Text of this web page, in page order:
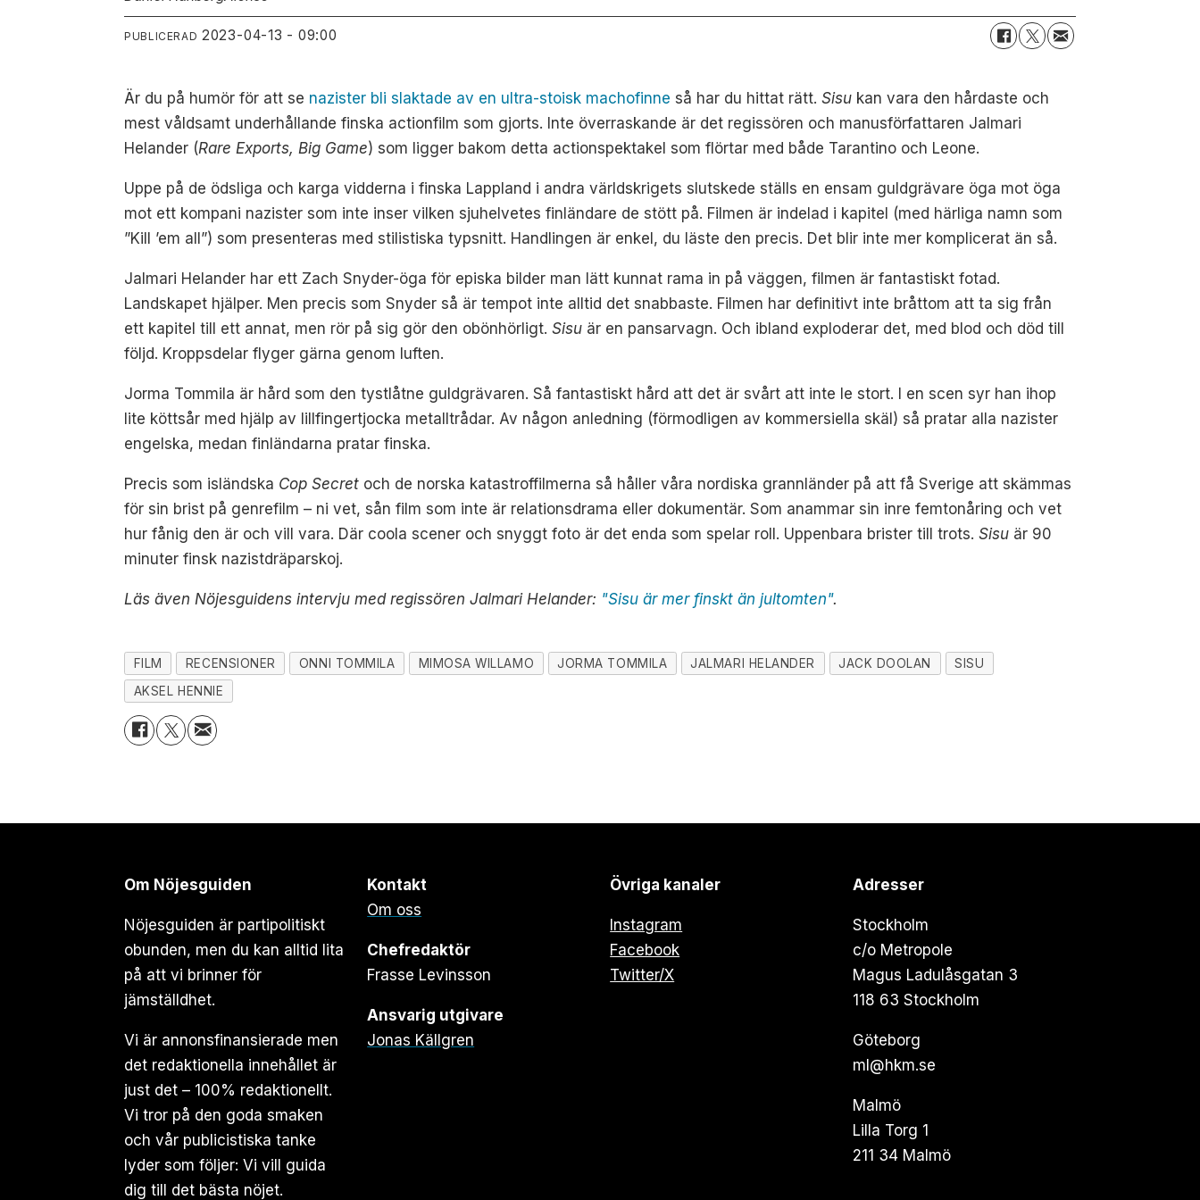
PUBLICERAD 2023-04-13 - 09:00
Är du på humör för att se nazister bli slaktade av en ultra-stoisk machofinne så har du hittat rätt.Sisu kan vara den hårdaste och
mest våldsamt underhållande finska actionfilm som gjorts. Inte överraskande är det regissören och manusförfattaren Jalmari
Helander (Rare Exports, Big Game) som ligger bakom detta actionspektakel som flörtar med både Tarantino och Leone.
Uppe på de ödsliga och karga vidderna i finska Lappland i andra världskrigets slutskede ställs en ensam guldgrävare öga mot öga
mot ett kompani nazister som inte inser vilken sjuhelvetes finländare de stött på. Filmen är indelad i kapitel (med härliga namn som
”Kill ’em all”) som presenteras med stilistiska typsnitt. Handlingen är enkel, du läste den precis. Det blir inte mer komplicerat än så.
Jalmari Helander har ett Zach Snyder-öga för episka bilder man lätt kunnat rama in på väggen, filmen är fantastiskt fotad.
Landskapet hjälper. Men precis som Snyder så är tempot inte alltid det snabbaste. Filmen har definitivt inte bråttom att ta sig från
ett kapitel till ett annat, men rör på sig gör den obönhörligt.Sisu är en pansarvagn. Och ibland exploderar det, med blod och död till
följd. Kroppsdelar flyger gärna genom luften.
Jorma Tommila är hård som den tystlåtne guldgrävaren. Så fantastiskt hård att det är svårt att inte le stort. I en scen syr han ihop
lite köttsår med hjälp av lillfingertjocka metalltrådar. Av någon anledning (förmodligen av kommersiella skäl) så pratar alla nazister
engelska, medan finländarna pratar finska.
Precis som isländska Cop Secret och de norska katastroffilmerna så håller våra nordiska grannländer på att få Sverige att skämmas
för sin brist på genrefilm – ni vet, sån film som inte är relationsdrama eller dokumentär. Som anammar sin inre femtonåring och vet
hur fånig den är och vill vara. Där coola scener och snyggt foto är det enda som spelar roll. Uppenbara brister till trots.Sisu är 90
minuter finsk nazistdräparskoj.
Läs även Nöjesguidens intervju med regissören Jalmari Helander: "Sisu är mer finskt än jultomten".
FILM RECENSIONER ONNI TOMMILA MIMOSA WILLAMO JORMA TOMMILA JALMARI HELANDER JACK DOOLAN
SISU
AKSEL HENNIE
Om Nöjesguiden
Nöjesguiden är partipolitiskt
obunden, men du kan alltid lita
på att vi brinner för
jämställdhet.
Vi är annonsfinansierade men
det redaktionella innehållet är
just det – 100% redaktionellt.
Vi tror på den goda smaken
och vår publicistiska tanke
lyder som följer: Vi vill guida
dig till det bästa nöjet.
Kontakt
Om oss
Chefredaktör
Frasse Levinsson
Ansvarig utgivare
Jonas Källgren
Övriga kanaler
Instagram
Facebook
Twitter/X
Adresser
Stockholm
c/o Metropole
Magus Ladulåsgatan 3
118 63 Stockholm
Göteborg
ml@hkm.se
Malmö
Lilla Torg 1
211 34 Malmö